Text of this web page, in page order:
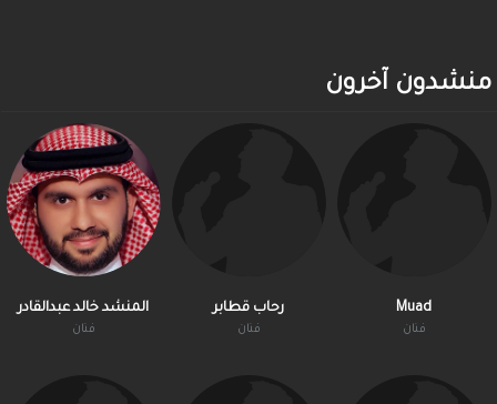
منشدون آخرون
المنشد خالد عبدالقادر
فنان
رحاب قطابر
فنان
Muad
فنان